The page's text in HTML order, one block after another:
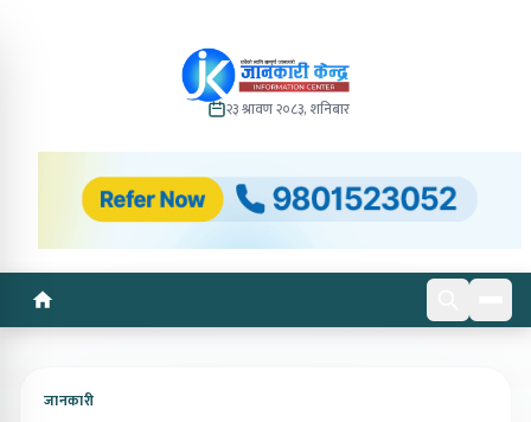
२३ श्रावण २०८३, शनिबार
जानकारी